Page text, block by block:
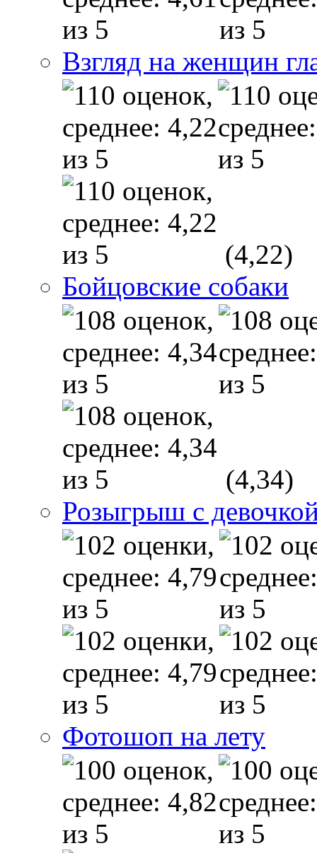
Взгляд на женщин
(4,22)
Бойцовские собаки
(4,34)
Розыгрыш с
Фотошоп на лету